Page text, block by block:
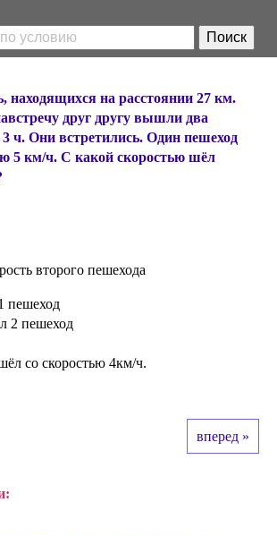
находящихся на расстоянии 27 км.
друг другу вышли два
3 ч. Они встретились. Один пешеход
5 км/ч. С какой скоростью шёл
второго пешехода
пешеход
2 пешеход
со скоростью 4км/ч.
вперед »